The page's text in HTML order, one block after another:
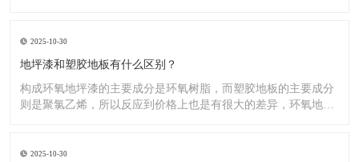
2025-10-30
地坪漆和塑胶地板有什么区别？
构成环氧地坪漆的主要成分是环氧树脂，而塑胶地板的主要成分
则是聚氯乙烯，所以反应到价格上也是有很大的差异，环氧地坪
2025-10-30